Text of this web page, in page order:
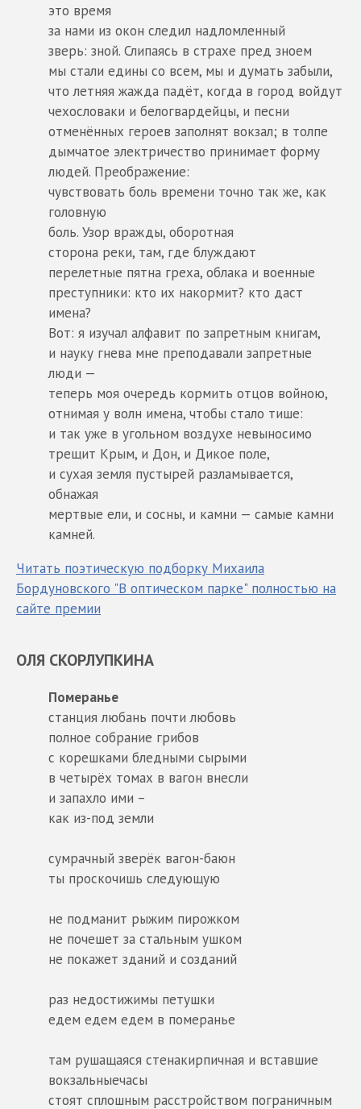
это время
за нами из окон следил надломленный
зверь: зной. Слипаясь в страхе пред зноем
мы стали едины со всем, мы и думать забыли,
что летняя жажда падёт, когда в город войдут
чехословаки и белогвардейцы, и песни
отменённых героев заполнят вокзал; в толпе
дымчатое электричество принимает форму
людей. Преображение:
чувствовать боль времени точно так же, как
головную
боль. Узор вражды, оборотная
сторона реки, там, где блуждают
перелетные пятна греха, облака и военные
преступники: кто их накормит? кто даст
имена?
Вот: я изучал алфавит по запретным книгам,
и науку гнева мне преподавали запретные
люди —
теперь моя очередь кормить отцов войною,
отнимая у волн имена, чтобы стало тише:
и так уже в угольном воздухе невыносимо
трещит Крым, и Дон, и Дикое поле,
и сухая земля пустырей разламывается,
обнажая
мертвые ели, и сосны, и камни — самые камни
камней.
Читать поэтическую подборку Михаила
Бордуновского "В оптическом парке" полностью на
сайте премии
ОЛЯ СКОРЛУПКИНА
Померанье
станция любань почти любовь
полное собрание грибов
с корешками бледными сырыми
в четырёх томах в вагон внесли
и запахло ими –
как из-под земли
сумрачный зверёк вагон-баюн
ты проскочишь следующую
не подманит рыжим пирожком
не почешет за стальным ушком
не покажет зданий и созданий
раз недостижимы петушки
едем едем едем в померанье
там рушащаяся стенакирпичная и вставшие
вокзальныечасы
стоят сплошным расстройством пограничным